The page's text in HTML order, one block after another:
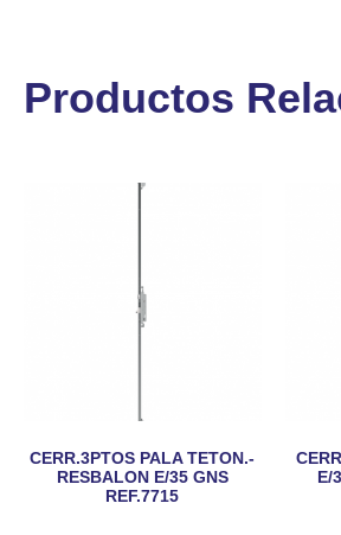
Productos
CERR.3PTOS PALA TETON.-
RESBALON E/35 GNS
REF.7715
E/